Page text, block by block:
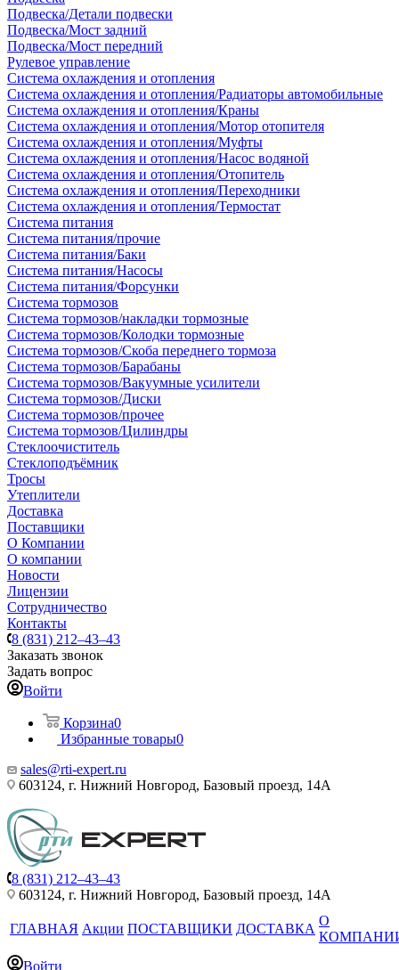
Подвеска/Детали подвески
Подвеска/Мост задний
Подвеска/Мост передний
Рулевое управление
Система охлаждения и отопления
Система охлаждения и отопления/Радиаторы автомобильные
Система охлаждения и отопления/Краны
Система охлаждения и отопления/Мотор отопителя
Система охлаждения и отопления/Муфты
Система охлаждения и отопления/Насос водяной
Система охлаждения и отопления/Отопитель
Система охлаждения и отопления/Переходники
Система охлаждения и отопления/Термостат
Система питания
Система питания/прочие
Система питания/Баки
Система питания/Насосы
Система питания/Форсунки
Система тормозов
Система тормозов/накладки тормозные
Система тормозов/Колодки тормозные
Система тормозов/Скоба переднего тормоза
Система тормозов/Барабаны
Система тормозов/Вакуумные усилители
Система тормозов/Диски
Система тормозов/прочее
Система тормозов/Цилиндры
Стеклоочиститель
Стеклоподъёмник
Тросы
Утеплители
Доставка
Поставщики
О Компании
О компании
Новости
Лицензии
Сотрудничество
Контакты
8 (831) 212–43–43
Заказать звонок
Задать вопрос
Войти
Корзина0
Избранные товары0
sales@rti-expert.ru
603124, г. Нижний Новгород, Базовый проезд, 14А
8 (831) 212–43–43
603124, г. Нижний Новгород, Базовый проезд, 14А
ГЛАВНАЯ Акции ПОСТАВЩИКИ ДОСТАВКА
О
Войти